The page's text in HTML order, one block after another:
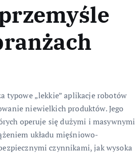
typowe „lekkie” aplikacje robotów
niewielkich produktów. Jego
operuje się dużymi i masywnymi
układu mięśniowo-
czynnikami, jak wysoka